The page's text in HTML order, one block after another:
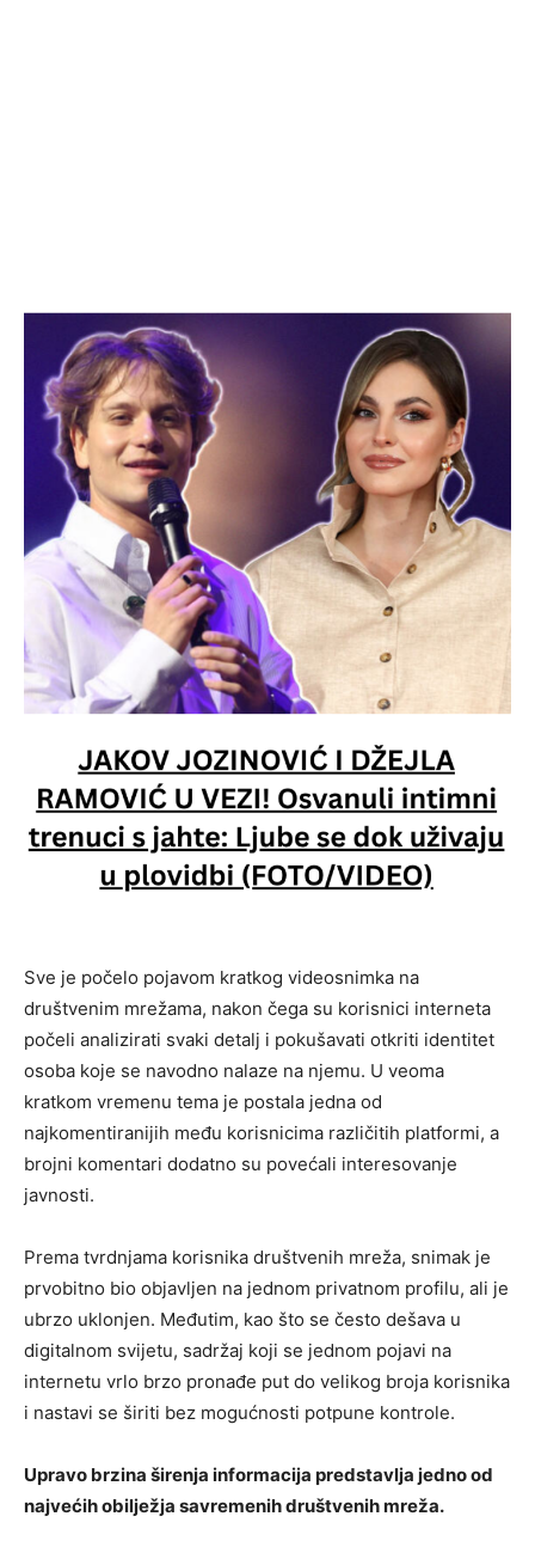
Sve je počelo pojavom kratkog videosnimka na
društvenim mrežama, nakon čega su korisnici interneta
počeli analizirati svaki detalj i pokušavati otkriti identitet
osoba koje se navodno nalaze na njemu. U veoma
kratkom vremenu tema je postala jedna od
najkomentiranijih među korisnicima različitih platformi, a
brojni komentari dodatno su povećali interesovanje
javnosti.
Prema tvrdnjama korisnika društvenih mreža, snimak je
prvobitno bio objavljen na jednom privatnom profilu, ali je
ubrzo uklonjen. Međutim, kao što se često dešava u
digitalnom svijetu, sadržaj koji se jednom pojavi na
internetu vrlo brzo pronađe put do velikog broja korisnika
i nastavi se širiti bez mogućnosti potpune kontrole.
Upravo brzina širenja informacija predstavlja jedno od
najvećih obilježja savremenih društvenih mreža.